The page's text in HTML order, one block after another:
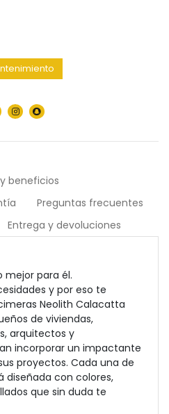
beneficios
Preguntas frecuentes
Entrega y devoluciones
mejor para él.
y por eso te
Neolith Calacatta
de viviendas,
arquitectos y
incorporar un impactante
proyectos. Cada una de
diseñada con colores,
que sin duda te